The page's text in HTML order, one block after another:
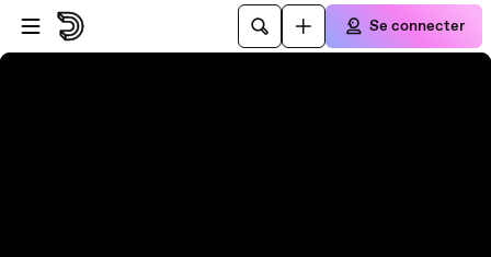
Passer au player
Passer au contenu principal
Se connecter